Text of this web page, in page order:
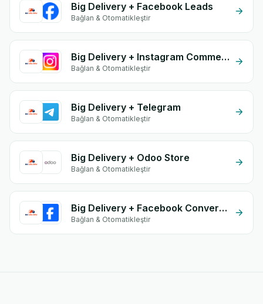
Big Delivery + Facebook Leads
Bağlan & Otomatikleştir
Big Delivery + Instagram Comment
Bağlan & Otomatikleştir
Big Delivery + Telegram
Bağlan & Otomatikleştir
Big Delivery + Odoo Store
Bağlan & Otomatikleştir
Big Delivery + Facebook Conversion API (CAPI)
Bağlan & Otomatikleştir